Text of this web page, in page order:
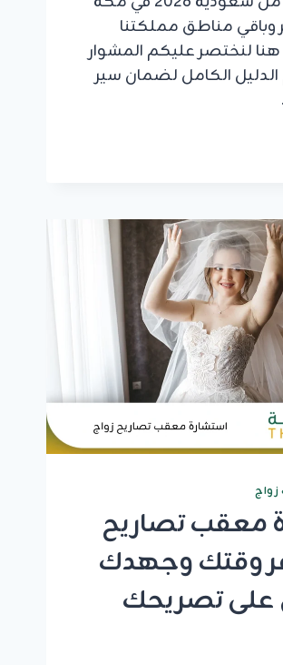
وباقي مناطق مملكتنا
هنا لنختصر عليكم المشوار
الكامل لضمان سير
2026:
معقب تصاريح
وقتك وجهدك
تصريحك